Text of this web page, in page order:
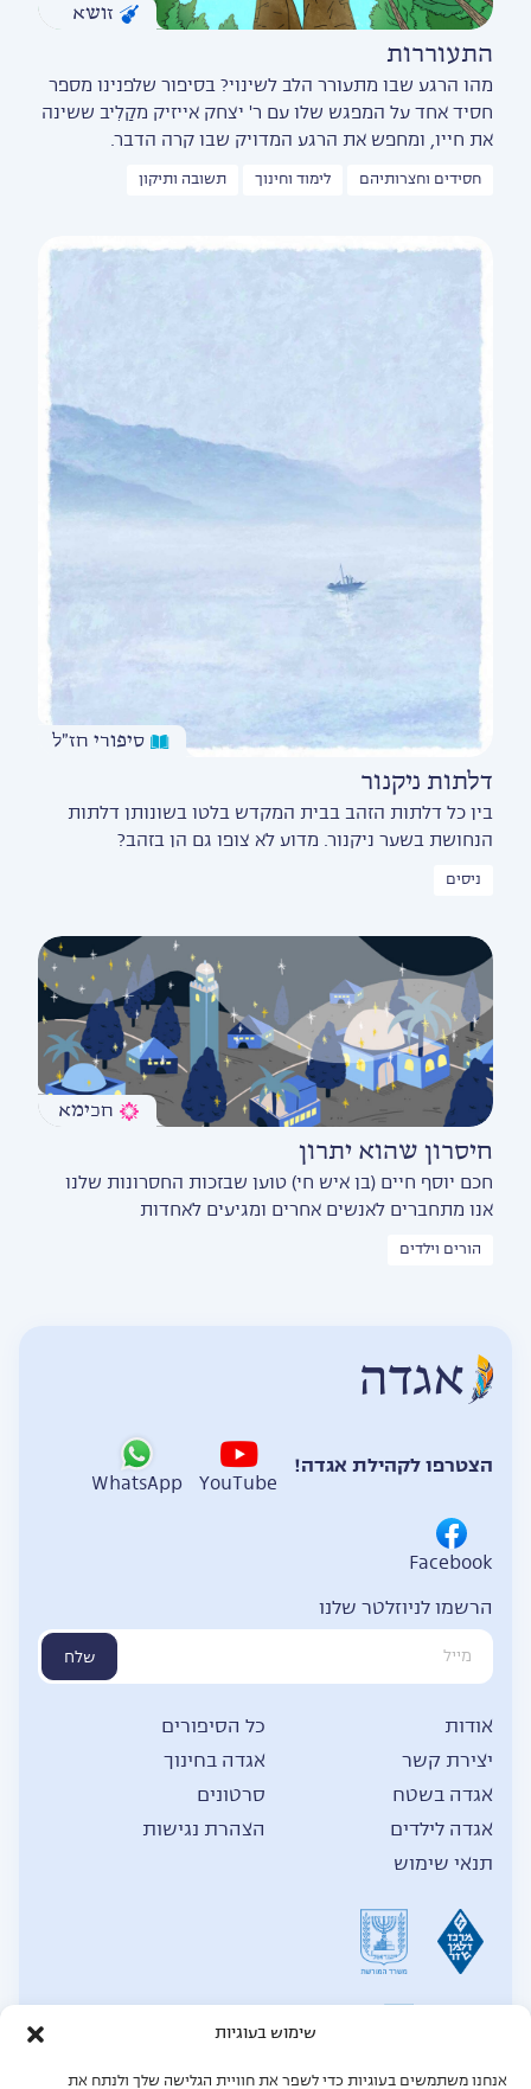
שימוש בעוגיות
אנחנו משתמשים בעוגיות כדי לשפר את חוויית הגלישה שלך ולנתח את
זושא
התעוררות
מהו הרגע שבו מתעורר הלב לשינוי? בסיפור שלפנינו מספר
חסיד אחד על המפגש שלו עם ר' יצחק אייזיק מקַלִיב ששינה
את חייו, ומחפש את הרגע המדויק שבו קרה הדבר.
חסידים וחצרותיהם לימוד וחינוך תשובה ותיקון
סיפורי חז״ל
דלתות ניקנור
בין כל דלתות הזהב בבית המקדש בלטו בשונותן דלתות
הנחושת בשער ניקנור. מדוע לא צופו גם הן בזהב?
ניסים
חכימא
חיסרון שהוא יתרון
חכם יוסף חיים (בן איש חי) טוען שבזכות החסרונות שלנו
אנו מתחברים לאנשים אחרים ומגיעים לאחדות
הורים וילדים
הצטרפו לקהילת אגדה!
YouTube
WhatsApp
Facebook
הרשמו לניוזלטר שלנו
שלח
אודות
כל הסיפורים
יצירת קשר
הצהרת נגישות
אגדה בחינוך
אגדה בשטח
תנאי שימוש
סרטונים
אגדה לילדים